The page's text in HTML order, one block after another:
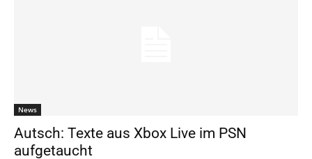
News
Autsch: Texte aus Xbox Live im PSN
aufgetaucht